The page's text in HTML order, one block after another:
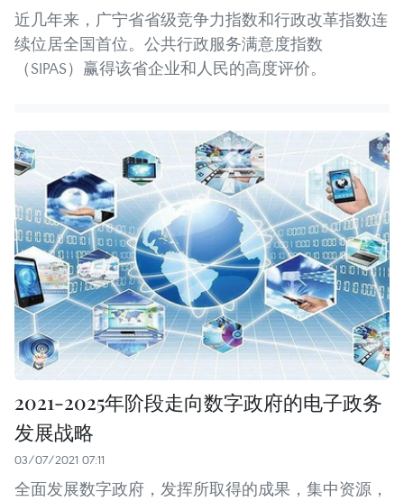
近几年来，广宁省省级竞争力指数和行政改革指数连
续位居全国首位。公共行政服务满意度指数
（SIPAS）赢得该省企业和人民的高度评价。
2021-2025年阶段走向数字政府的电子政务
发展战略
03/07/2021 07:11
全面发展数字政府，发挥所取得的成果，集中资源，